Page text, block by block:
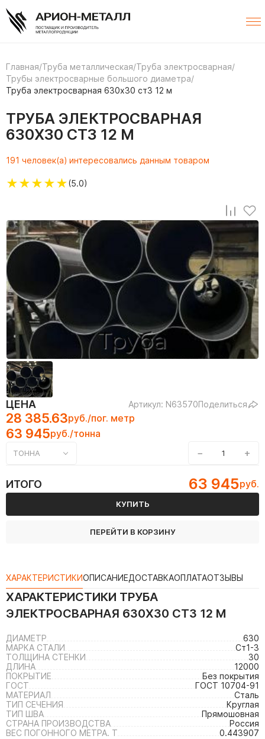
Главная/Труба металлическая/Труба электросварная/
Трубы электросварные большого диаметра/
Труба электросварная 630х30 ст3 12 м
ТРУБА ЭЛЕКТРОСВАРНАЯ
630Х30 СТ3 12 М
191 человек(а) интересовались данным товаром
★★★★★(5.0)
ЦЕНА Артикул: N63570Поделиться
28 385.63руб./пог. метр
63 945руб./тонна
ТОННА − +
ИТОГО 63 945руб.
КУПИТЬ
ПЕРЕЙТИ В КОРЗИНУ
ХАРАКТЕРИСТИКИОПИСАНИЕДОСТАВКАОПЛАТАОТЗЫВЫ
ХАРАКТЕРИСТИКИ ТРУБА
ЭЛЕКТРОСВАРНАЯ 630Х30 СТ3 12 М
ДИАМЕТР
630
МАРКА СТАЛИ
Ст1-3
ТОЛЩИНА СТЕНКИ
30
ДЛИНА
12000
ПОКРЫТИЕ
Без покрытия
ГОСТ
ГОСТ 10704-91
МАТЕРИАЛ
Сталь
ТИП СЕЧЕНИЯ
Круглая
ТИП ШВА
Прямошовная
СТРАНА ПРОИЗВОДСТВА
Россия
ВЕС ПОГОННОГО МЕТРА. Т
0.443907